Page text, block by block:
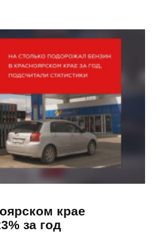
крае
за год